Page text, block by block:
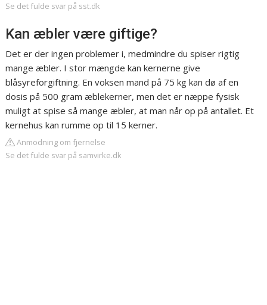
Se det fulde svar på sst.dk
Kan æbler være giftige?
Det er der ingen problemer i, medmindre du spiser rigtig
mange æbler. I stor mængde kan kernerne give
blåsyreforgiftning. En voksen mand på 75 kg kan dø af en
dosis på 500 gram æblekerner, men det er næppe fysisk
muligt at spise så mange æbler, at man når op på antallet. Et
kernehus kan rumme op til 15 kerner.
Anmodning om fjernelse
Se det fulde svar på samvirke.dk